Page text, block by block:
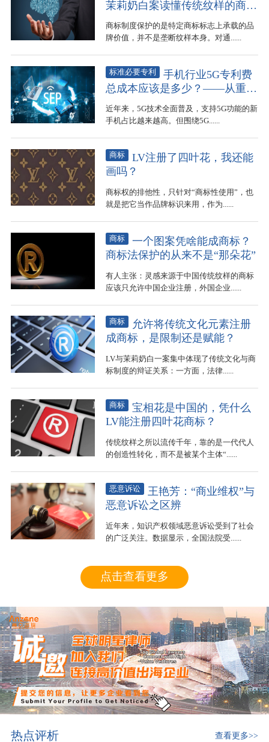
茉莉奶白案读懂传统纹样的商标
边界
商标制度保护的是特定商标标志上承载的品
牌价值，并不是垄断纹样本身。对通......
标准必要专利
手机行业5G专利费
总成本应该是多少？——从重庆
两案经济学报告看行业累积费率
之争
近年来，5G技术全面普及，支持5G功能的新
手机占比越来越高。但围绕5G......
商标
LV注册了四叶花，我还能
画吗？
商标权的排他性，只针对“商标性使用”，也
就是把它当作品牌标识来用，作为......
商标
一个图案凭啥能成商标？
商标法保护的从来不是“那朵花”
有人主张：灵感来源于中国传统纹样的商标
应该只允许中国企业注册，外国企业......
商标
允许将传统文化元素注册
成商标，是限制还是赋能？
LV与茉莉奶白一案集中体现了传统文化与商
标制度的辩证关系：一方面，法律......
商标
宝相花是中国的，凭什么
LV能注册四叶花商标？
传统纹样之所以流传千年，靠的是一代代人
的创造性转化，而不是被某个主体“......
恶意诉讼
王艳芳：“商业维权”与
恶意诉讼之区辨
近年来，知识产权领域恶意诉讼受到了社会
的广泛关注。数据显示，全国法院受......
点击查看更多
查看更多>>
热点评析